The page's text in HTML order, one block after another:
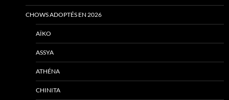
CHOWS ADOPTÉS EN 2026
AÏKO
ASSYA
ATHÉNA
CHINITA